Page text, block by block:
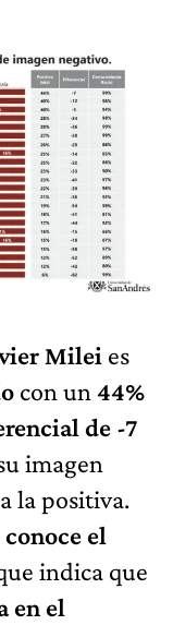
Milei es
con un 44%
de -7
imagen
la positiva.
conoce el
indica que
en el